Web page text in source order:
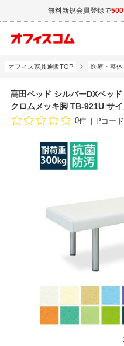
無料新規会員登録で500
オフィス家具通販TOP 医療・整体
高田ベッド シルバーDXベッ
クロムメッキ脚 TB-921U サ
0件 Pコー